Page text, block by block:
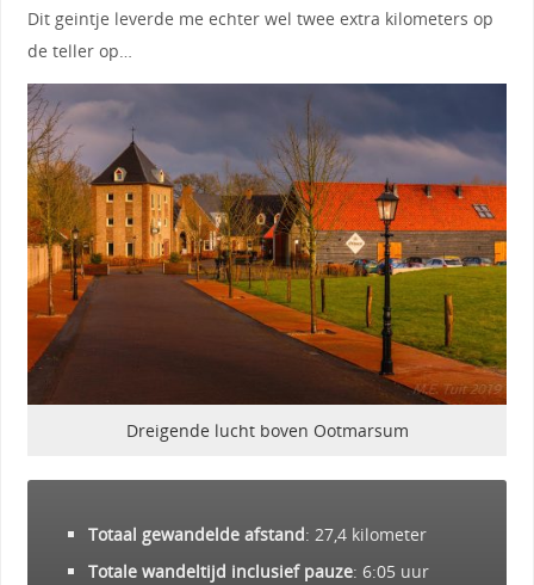
Dit geintje leverde me echter wel twee extra kilometers op
de teller op…
Dreigende lucht boven Ootmarsum
Totaal gewandelde afstand: 27,4 kilometer
Totale wandeltijd inclusief pauze: 6:05 uur